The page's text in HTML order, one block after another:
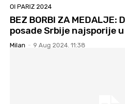
OI PARIZ 2024
BEZ BORBI ZA MEDALJE:
posade Srbije najsporije
Milan - 9 Aug 2024. 11:38